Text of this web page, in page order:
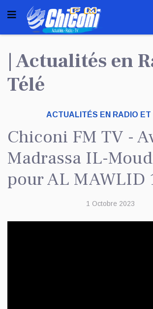
| Actualités en
Télé
ACTUALITÉS EN RADIO ET
Chiconi FM TV -
Madrassa IL-
pour AL MAWLID
1 Octobre 2023